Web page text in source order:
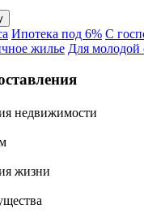
Ипотека под 6% С
жилье Для молодой
недвижимости
жизни